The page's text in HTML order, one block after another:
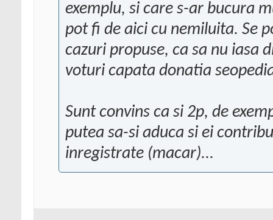
exemplu, si care s-ar bucura
pot fi de aici cu nemiluita. Se
cazuri propuse, ca sa nu iasa
voturi capata donatia
Sunt convins ca si 2p, de
putea sa-si aduca si ei
inregistrate (macar)...